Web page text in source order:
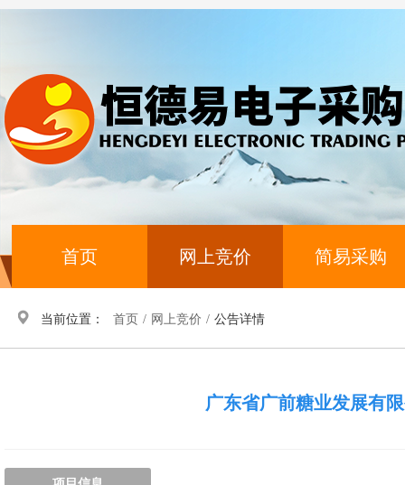
首页 网上竞价 简易采购
当前位置： 首页 / 网上竞价 / 公告详情